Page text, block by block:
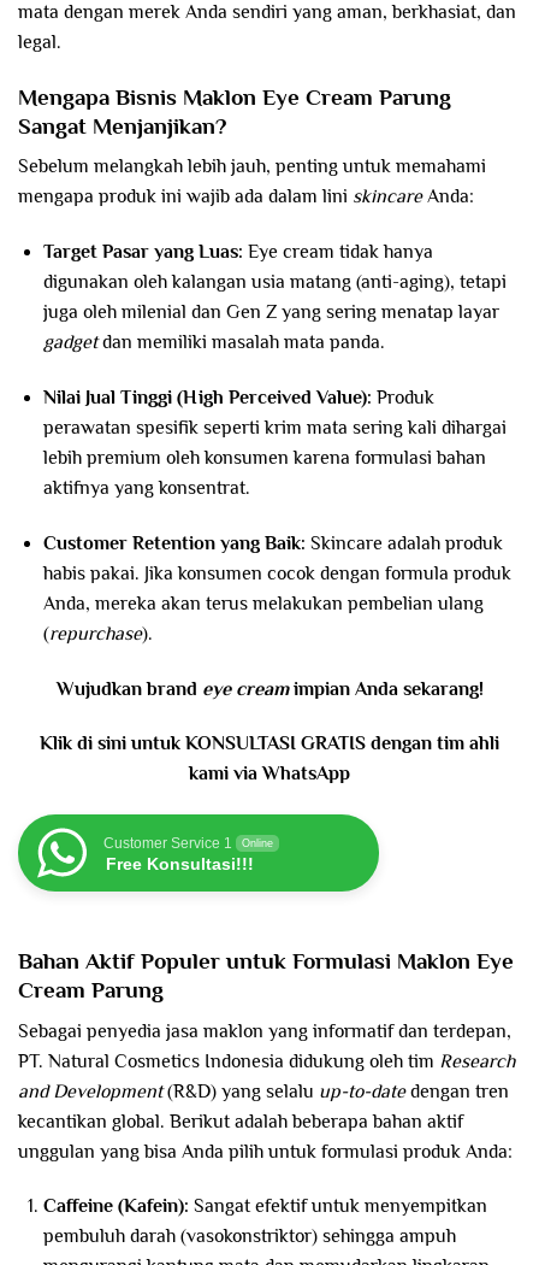
mata dengan merek Anda sendiri yang aman, berkhasiat, dan
legal.
Mengapa Bisnis Maklon Eye Cream Parung
Sangat Menjanjikan?
Sebelum melangkah lebih jauh, penting untuk memahami
mengapa produk ini wajib ada dalam lini skincareAnda:
Target Pasar yang Luas: Eye cream tidak hanya
digunakan oleh kalangan usia matang (anti-aging), tetapi
juga oleh milenial dan Gen Z yang sering menatap layar
gadgetdan memiliki masalah mata panda.
Nilai Jual Tinggi (High Perceived Value): Produk
perawatan spesifik seperti krim mata sering kali dihargai
lebih premium oleh konsumen karena formulasi bahan
aktifnya yang konsentrat.
Customer Retention yang Baik: Skincare adalah produk
habis pakai. Jika konsumen cocok dengan formula produk
Anda, mereka akan terus melakukan pembelian ulang
(repurchase).
Wujudkan brand eye creamimpian Anda sekarang!
Klik di sini untuk KONSULTASI GRATIS dengan tim ahli
kami via WhatsApp
Customer Service 1 Online
Free Konsultasi!!!
Bahan Aktif Populer untuk Formulasi Maklon Eye
Cream Parung
Sebagai penyedia jasa maklon yang informatif dan terdepan,
PT. Natural Cosmetics Indonesia didukung oleh tim Research
and Development(R&D) yang selalu up-to-datedengan tren
kecantikan global. Berikut adalah beberapa bahan aktif
unggulan yang bisa Anda pilih untuk formulasi produk Anda:
Caffeine (Kafein): Sangat efektif untuk menyempitkan
pembuluh darah (vasokonstriktor) sehingga ampuh